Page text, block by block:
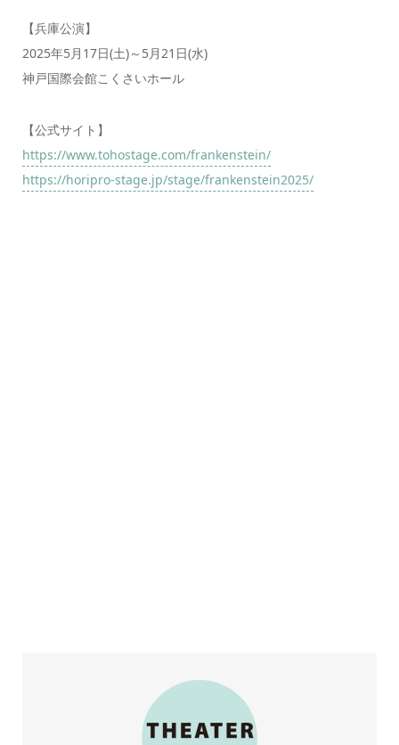
【兵庫公演】
2025年5月17日(土)～5月21日(水)
神戸国際会館こくさいホール
【公式サイト】
https://www.tohostage.com/frankenstein/
https://horipro-stage.jp/stage/frankenstein2025/